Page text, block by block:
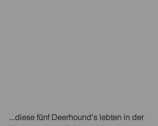
...diese fünf Deerhound's lebten in der